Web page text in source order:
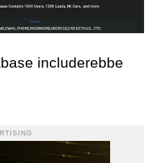
includerebbe